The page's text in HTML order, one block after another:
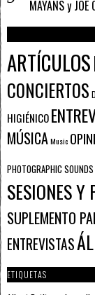
MAYANS y JOE
ARTÍCULOS
CONCIERTOS
HIGIÉNICO
MÚSICAMusic
PHOTOGRAPHIC SOUNDS
SESIONES Y
SUPLEMENTO
ENTREVISTAS
ETIQUETAS